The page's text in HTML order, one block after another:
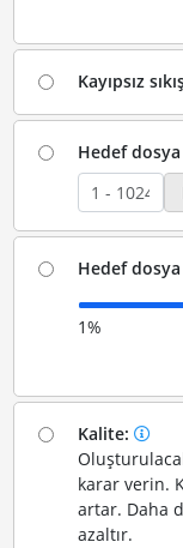
Kayıpsız
Hedef
Hedef
1%
Kalite:
karar verin.
artar. Daha
azaltır.